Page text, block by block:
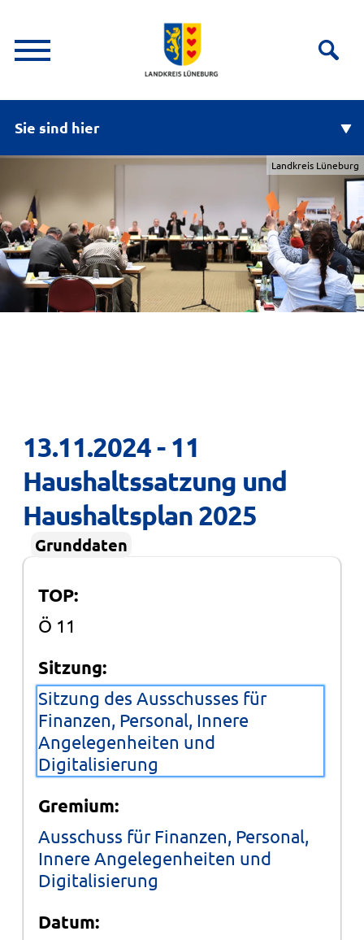
Sie sind hier
Landkreis Lüneburg
13.11.2024 - 11
Haushaltssatzung und
Haushaltsplan 2025
Grunddaten
TOP:
Ö 11
Sitzung:
Sitzung des Ausschusses für
Finanzen, Personal, Innere
Angelegenheiten und
Digitalisierung
Gremium:
Ausschuss für Finanzen, Personal,
Innere Angelegenheiten und
Digitalisierung
Datum: